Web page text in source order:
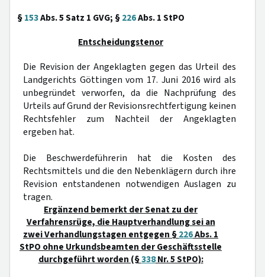
§153Abs. 5 Satz 1 GVG; §226Abs. 1 StPO
Entscheidungstenor
Die Revision der Angeklagten gegen das Urteil des
Landgerichts Göttingen vom 17. Juni 2016 wird als
unbegründet verworfen, da die Nachprüfung des
Urteils auf Grund der Revisionsrechtfertigung keinen
Rechtsfehler zum Nachteil der Angeklagten
ergeben hat.
Die Beschwerdeführerin hat die Kosten des
Rechtsmittels und die den Nebenklägern durch ihre
Revision entstandenen notwendigen Auslagen zu
tragen.
Ergänzend bemerkt der Senat zu der
Verfahrensrüge, die Hauptverhandlung sei an
zwei Verhandlungstagen entgegen §226Abs. 1
StPO ohne Urkundsbeamten der Geschäftsstelle
durchgeführt worden (§338Nr. 5 StPO):